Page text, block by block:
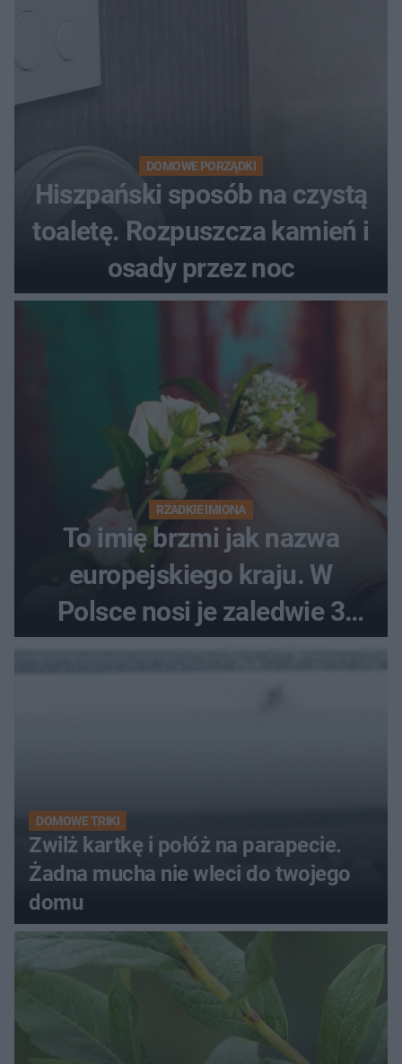
DOMOWE PORZĄDKI
Hiszpański sposób na czystą
toaletę. Rozpuszcza kamień i
osady przez noc
RZADKIE IMIONA
To imię brzmi jak nazwa
europejskiego kraju. W
Polsce nosi je zaledwie 3
DOMOWE TRIKI
Zwilż kartkę i połóż na parapecie.
Żadna mucha nie wleci do twojego
domu